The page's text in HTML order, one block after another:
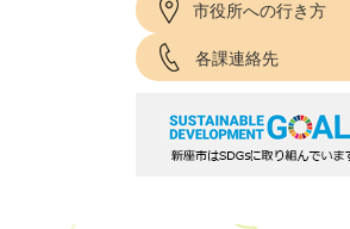
市役所への行き方
各課連絡先